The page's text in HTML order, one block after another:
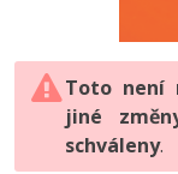
SQL a
PHP
Python
C#
PHP -
Adobe
Adobe
Toto není
jiné
schváleny.